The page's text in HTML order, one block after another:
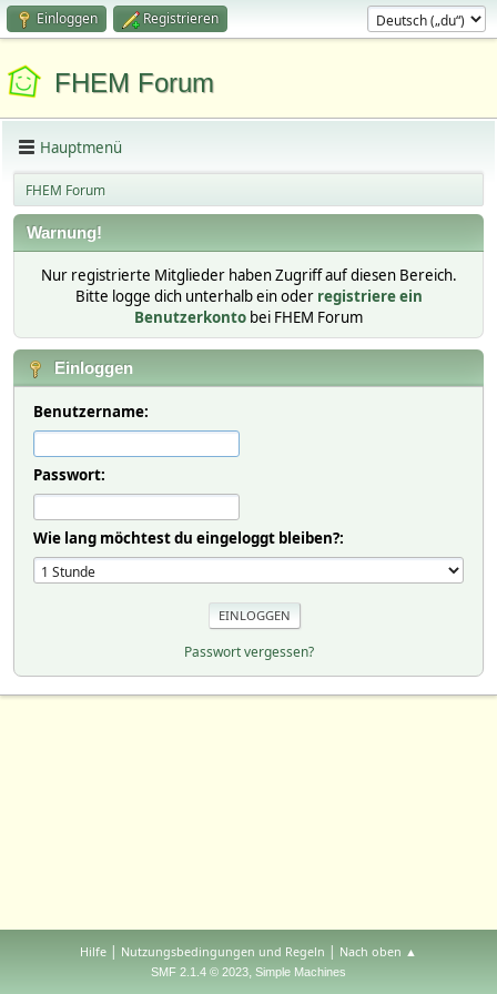
Einloggen Registrieren
FHEM Forum
Hauptmenü
FHEM Forum
Warnung!
Nur registrierte Mitglieder haben Zugriff auf diesen Bereich.
Bitte logge dich unterhalb ein oder registriere ein
Benutzerkonto bei FHEM Forum
Einloggen
Benutzername:
Passwort:
Wie lang möchtest du eingeloggt bleiben?:
Passwort vergessen?
Hilfe | Nutzungsbedingungen und Regeln | Nach oben ▲
SMF 2.1.4 © 2023, Simple Machines